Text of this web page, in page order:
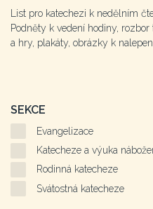
List pro katechezi k nedělním
Podněty k vedení hodiny,
a hry, plakáty, obrázky k
SEKCE
Evangelizace
Katecheze a výuka
Rodinná katecheze
Svátostná katecheze